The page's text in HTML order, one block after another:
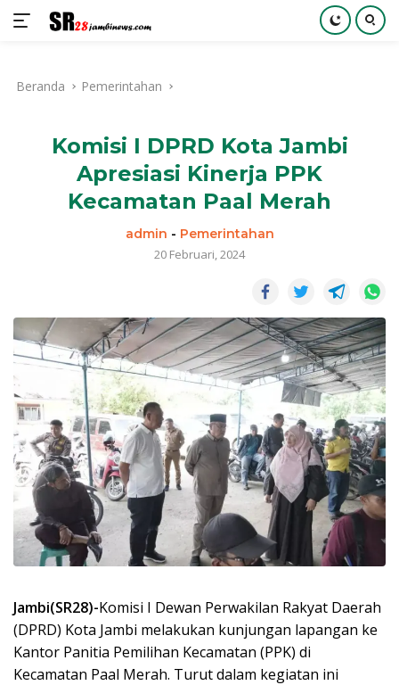
kontenBeranda Pemerintahan
Komisi I DPRD Kota Jambi
Apresiasi Kinerja PPK
Kecamatan Paal Merah
admin - Pemerintahan
20 Februari, 2024
Jambi(SR28)-Komisi I Dewan Perwakilan Rakyat Daerah
(DPRD) Kota Jambi melakukan kunjungan lapangan ke
Kantor Panitia Pemilihan Kecamatan (PPK) di
Kecamatan Paal Merah. Turut dalam kegiatan ini